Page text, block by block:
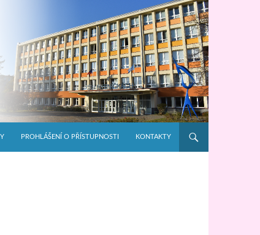
PROHLÁŠENÍ O PŘÍSTUPNOSTI KONTAKTY